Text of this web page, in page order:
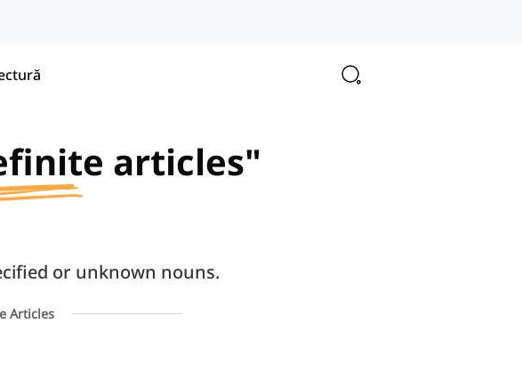
articles"
or unknown nouns.
Articles